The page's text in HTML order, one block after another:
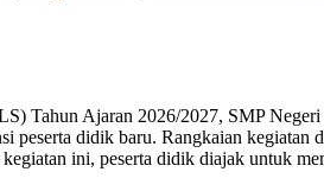
Tahun Ajaran 2026/2027, SMP
didik baru. Rangkaian
ini, peserta didik diajak untuk